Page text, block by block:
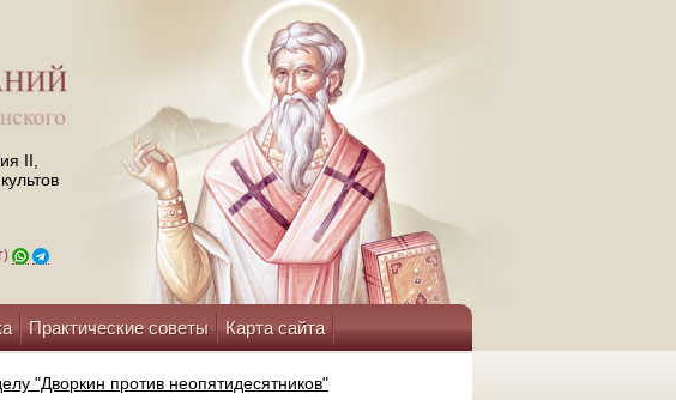
II,
Практические советы Карта сайта
"Дворкин против неопятидесятников"